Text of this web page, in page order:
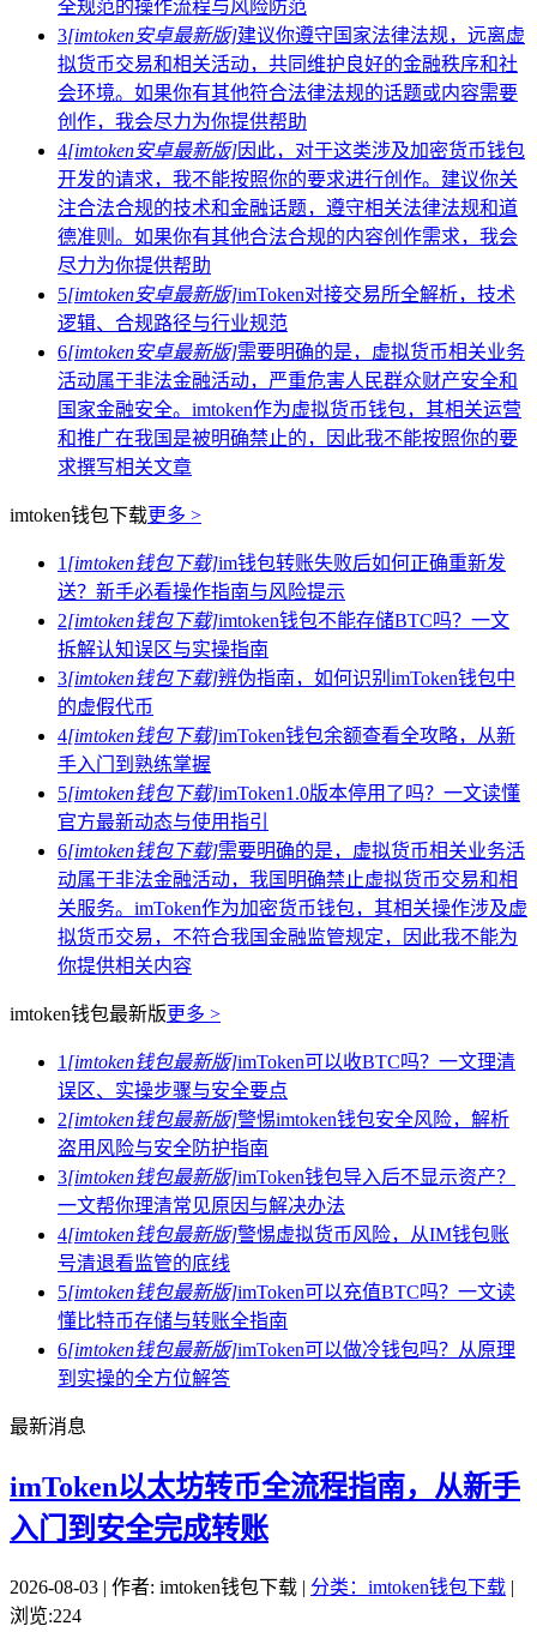
全规范的操作流程与风险防范
3[imtoken安卓最新版]建议你遵守国家法律法规，远离虚
拟货币交易和相关活动，共同维护良好的金融秩序和社
会环境。如果你有其他符合法律法规的话题或内容需要
创作，我会尽力为你提供帮助
4[imtoken安卓最新版]因此，对于这类涉及加密货币钱包
开发的请求，我不能按照你的要求进行创作。建议你关
注合法合规的技术和金融话题，遵守相关法律法规和道
德准则。如果你有其他合法合规的内容创作需求，我会
尽力为你提供帮助
5[imtoken安卓最新版]imToken对接交易所全解析，技术
逻辑、合规路径与行业规范
6[imtoken安卓最新版]需要明确的是，虚拟货币相关业务
活动属于非法金融活动，严重危害人民群众财产安全和
国家金融安全。imtoken作为虚拟货币钱包，其相关运营
和推广在我国是被明确禁止的，因此我不能按照你的要
求撰写相关文章
imtoken钱包下载更多 >
1 [imtoken钱包下载]im钱包转账失败后如何正确重新发
送？新手必看操作指南与风险提示
2[imtoken钱包下载]imtoken钱包不能存储BTC吗？一文
拆解认知误区与实操指南
3[imtoken钱包下载]辨伪指南，如何识别imToken钱包中
的虚假代币
4[imtoken钱包下载]imToken钱包余额查看全攻略，从新
手入门到熟练掌握
5[imtoken钱包下载]imToken1.0版本停用了吗？一文读懂
官方最新动态与使用指引
6[imtoken钱包下载]需要明确的是，虚拟货币相关业务活
动属于非法金融活动，我国明确禁止虚拟货币交易和相
关服务。imToken作为加密货币钱包，其相关操作涉及虚
拟货币交易，不符合我国金融监管规定，因此我不能为
你提供相关内容
imtoken钱包最新版更多 >
1 [imtoken钱包最新版]imToken可以收BTC吗？一文理清
误区、实操步骤与安全要点
2[imtoken钱包最新版]警惕imtoken钱包安全风险，解析
盗用风险与安全防护指南
3[imtoken钱包最新版]imToken钱包导入后不显示资产？
一文帮你理清常见原因与解决办法
4[imtoken钱包最新版]警惕虚拟货币风险，从IM钱包账
号清退看监管的底线
5[imtoken钱包最新版]imToken可以充值BTC吗？一文读
懂比特币存储与转账全指南
6[imtoken钱包最新版]imToken可以做冷钱包吗？从原理
到实操的全方位解答
最新消息
imToken以太坊转币全流程指南，从新手
入门到安全完成转账
2026-08-03 | 作者: imtoken钱包下载 | 分类：imtoken钱包下载 |
浏览:224